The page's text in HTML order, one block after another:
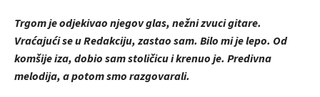
Trgom je odjekivao njegov glas, nežni zvuci gitare.
Vraćajući se u Redakciju, zastao sam. Bilo mi je lepo. Od
komšije iza, dobio sam stoličicu i krenuo je. Predivna
melodija, a potom smo razgovarali.